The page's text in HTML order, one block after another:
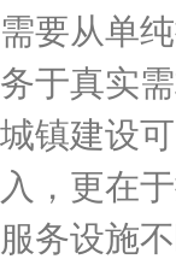
需要从单
务于真实
城镇建设
入，更在
服务设施